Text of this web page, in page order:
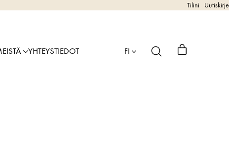
Tilini Uutiskirje
YHTEYSTIEDOT FI